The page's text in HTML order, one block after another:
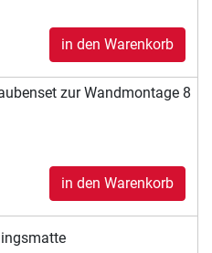
in den Warenkorb
zur Wandmontage 8
in den Warenkorb